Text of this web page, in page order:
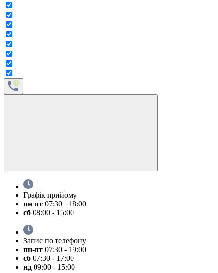
Графік прийому
пн-пт 07:30 - 18:00
сб 08:00 - 15:00
Запис по телефону
пн-пт 07:30 - 19:00
сб 07:30 - 17:00
нд 09:00 - 15:00